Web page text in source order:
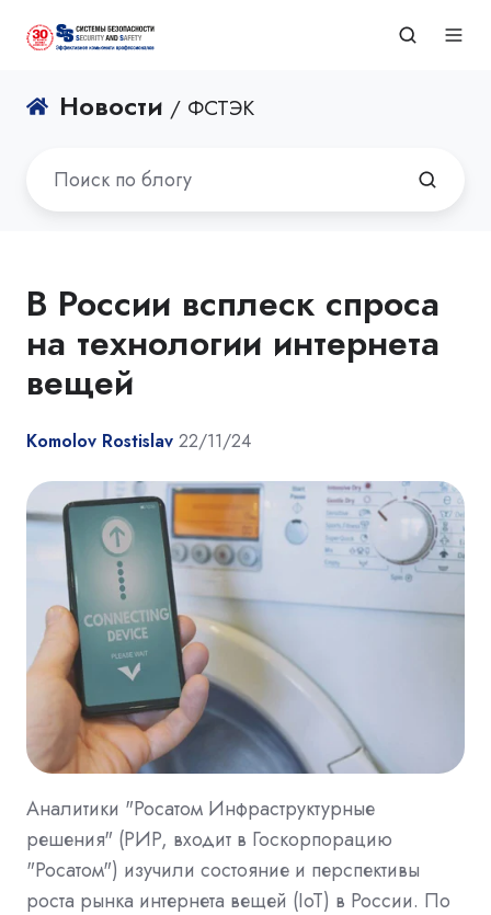
Новости / ФСТЭК
В России всплеск спроса
на технологии интернета
вещей
Komolov Rostislav 22/11/24
Аналитики "Росатом Инфраструктурные
решения" (РИР, входит в Госкорпорацию
"Росатом") изучили состояние и перспективы
роста рынка интернета вещей (IoT) в России. По